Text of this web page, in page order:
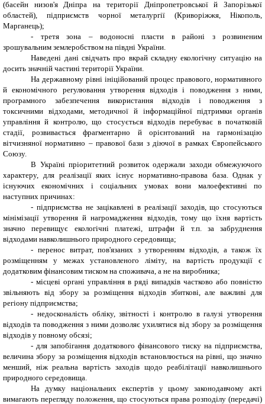
(басейн низов'я Дніпра на території Дніпропетровської й Запорізької
областей), підприємств чорної металургії (Криворіжжя, Нікополь,
Марганець);
- третя зона – водоносні пласти в районі з розвиненим
зрошувальним землеробством на півдні України.
Наведені дані свідчать про вкрай складну екологічну ситуацію на
досить значній частині території України.
На державному рівні ініційований процес правового, нормативного
й економічного регулювання утворення відходів і поводження з ними,
програмного забезпечення використання відходів і поводження з
токсичними відходами, методичної й інформаційної підтримки органів
управління й контролю, що стосується відходів перебуває в початковій
стадії, розвивається фрагментарно й орієнтований на гармонізацію
вітчизняної нормативно – правової бази з діючої в рамках Європейського
Союзу.
В Україні пріоритетний розвиток одержали заходи обмежуючого
характеру, для реалізації яких існує нормативно-правова база. Однак у
існуючих економічних і соціальних умовах вони малоефективні по
наступних причинах:
- підприємства не зацікавлені в реалізації заходів, що стосуються
мінімізації утворення й нагромадження відходів, тому що їхня вартість
значно перевищує екологічні платежі, штрафи й т.п. за забруднення
відходами навколишнього природного середовища;
- перенос витрат, пов'язаних з утворенням відходів, а також їх
розміщенням у межах установленого ліміту, на вартість продукції є
додатковим фінансовим тиском на споживача, а не на виробника;
- місцеві органі управління в ряді випадків частково або повністю
звільняють від збору за розміщення відходів збиткові, але важливі для
регіону підприємства;
- недосконалість обліку, звітності і контролю в галузі утворення
відходів та поводження з ними дозволяє ухилятися від збору за розміщення
відходів у повному обсязі;
- для запобігання додаткового фінансового тиску на підприємства,
величина збору за розміщення відходів встановлюється на рівні, що значно
менший, ніж реальна вартість заходів щодо реабілітації навколишнього
природного середовища.
На думку національних експертів у цьому законодавчому акті
вимагають перегляду положення, що стосуються права розподілу (передачі)